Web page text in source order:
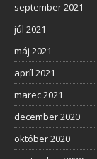
september 2021
júl 2021
máj 2021
apríl 2021
marec 2021
december 2020
október 2020